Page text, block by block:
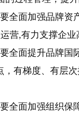
全面加强品牌资
营,有力支撑企
全面提升品牌国
，有梯度、有层
全面加强组织保